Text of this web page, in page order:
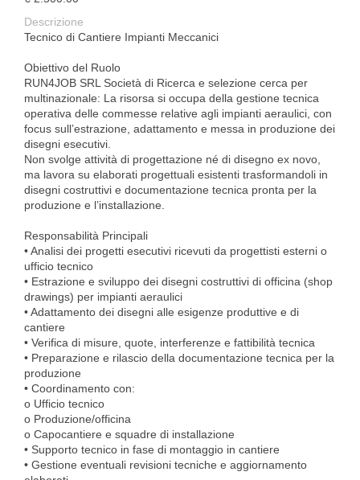
Descrizione
Tecnico di Cantiere Impianti Meccanici
Obiettivo del Ruolo
RUN4JOB SRL Società di Ricerca e selezione cerca per
multinazionale: La risorsa si occupa della gestione tecnica
operativa delle commesse relative agli impianti aeraulici, con
focus sull’estrazione, adattamento e messa in produzione dei
disegni esecutivi.
Non svolge attività di progettazione né di disegno ex novo,
ma lavora su elaborati progettuali esistenti trasformandoli in
disegni costruttivi e documentazione tecnica pronta per la
produzione e l’installazione.
Responsabilità Principali
• Analisi dei progetti esecutivi ricevuti da progettisti esterni o
ufficio tecnico
• Estrazione e sviluppo dei disegni costruttivi di officina (shop
drawings) per impianti aeraulici
• Adattamento dei disegni alle esigenze produttive e di
cantiere
• Verifica di misure, quote, interferenze e fattibilità tecnica
• Preparazione e rilascio della documentazione tecnica per la
produzione
• Coordinamento con:
o Ufficio tecnico
o Produzione/officina
o Capocantiere e squadre di installazione
• Supporto tecnico in fase di montaggio in cantiere
• Gestione eventuali revisioni tecniche e aggiornamento